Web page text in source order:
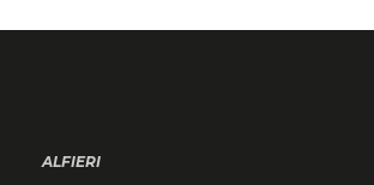
ALFIERI